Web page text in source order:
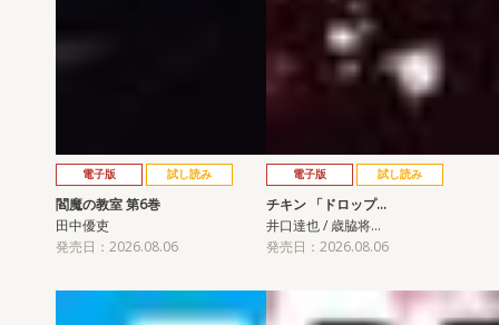
電子版 試し読み
閻魔の教室 第6巻
田中優吏
発売日：2026.08.06
電子版 試し読み
チキン 「ドロップ…
井口達也 / 歳脇将…
発売日：2026.08.06